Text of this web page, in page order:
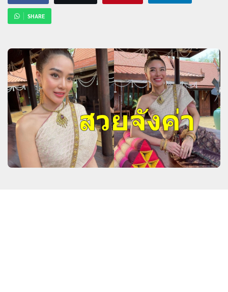
SHARE